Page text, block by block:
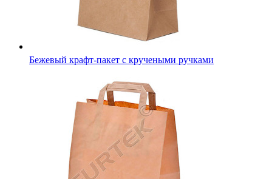
Бежевый крафт-пакет с кручеными ручками